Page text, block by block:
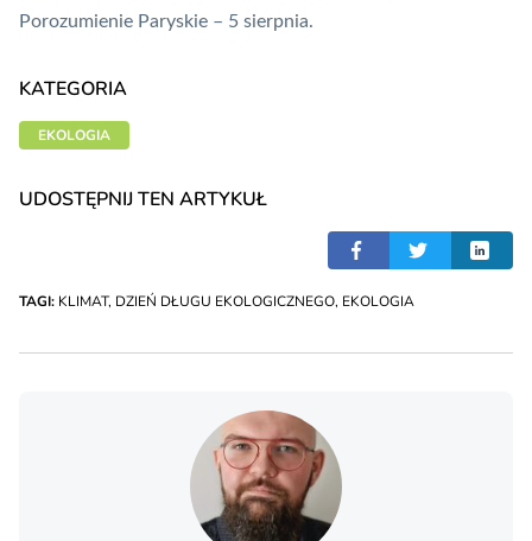
Porozumienie Paryskie – 5 sierpnia.
KATEGORIA
EKOLOGIA
UDOSTĘPNIJ TEN ARTYKUŁ
TAGI: KLIMAT, DZIEŃ DŁUGU EKOLOGICZNEGO, EKOLOGIA